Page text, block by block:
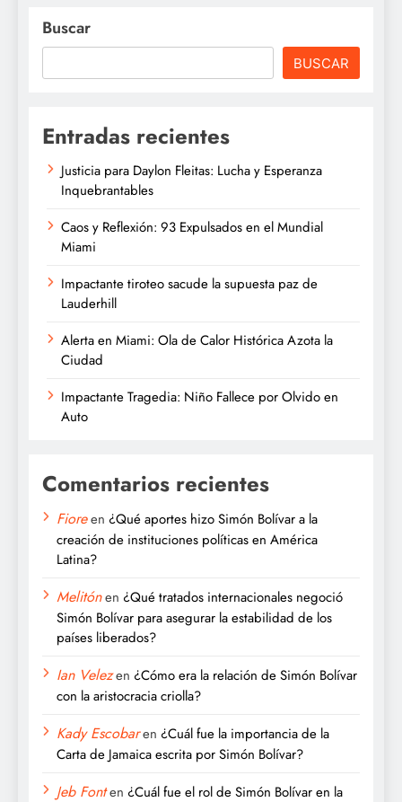
Buscar
BUSCAR
Entradas recientes
Justicia para Daylon Fleitas: Lucha y Esperanza
Inquebrantables
Caos y Reflexión: 93 Expulsados en el Mundial
Miami
Impactante tiroteo sacude la supuesta paz de
Lauderhill
Alerta en Miami: Ola de Calor Histórica Azota la
Ciudad
Impactante Tragedia: Niño Fallece por Olvido en
Auto
Comentarios recientes
Fioreen ¿Qué aportes hizo Simón Bolívar a la
creación de instituciones políticas en América
Latina?
Melitónen ¿Qué tratados internacionales negoció
Simón Bolívar para asegurar la estabilidad de los
países liberados?
Ian Velezen ¿Cómo era la relación de Simón Bolívar
con la aristocracia criolla?
Kady Escobaren ¿Cuál fue la importancia de la
Carta de Jamaica escrita por Simón Bolívar?
Jeb Fonten ¿Cuál fue el rol de Simón Bolívar en la